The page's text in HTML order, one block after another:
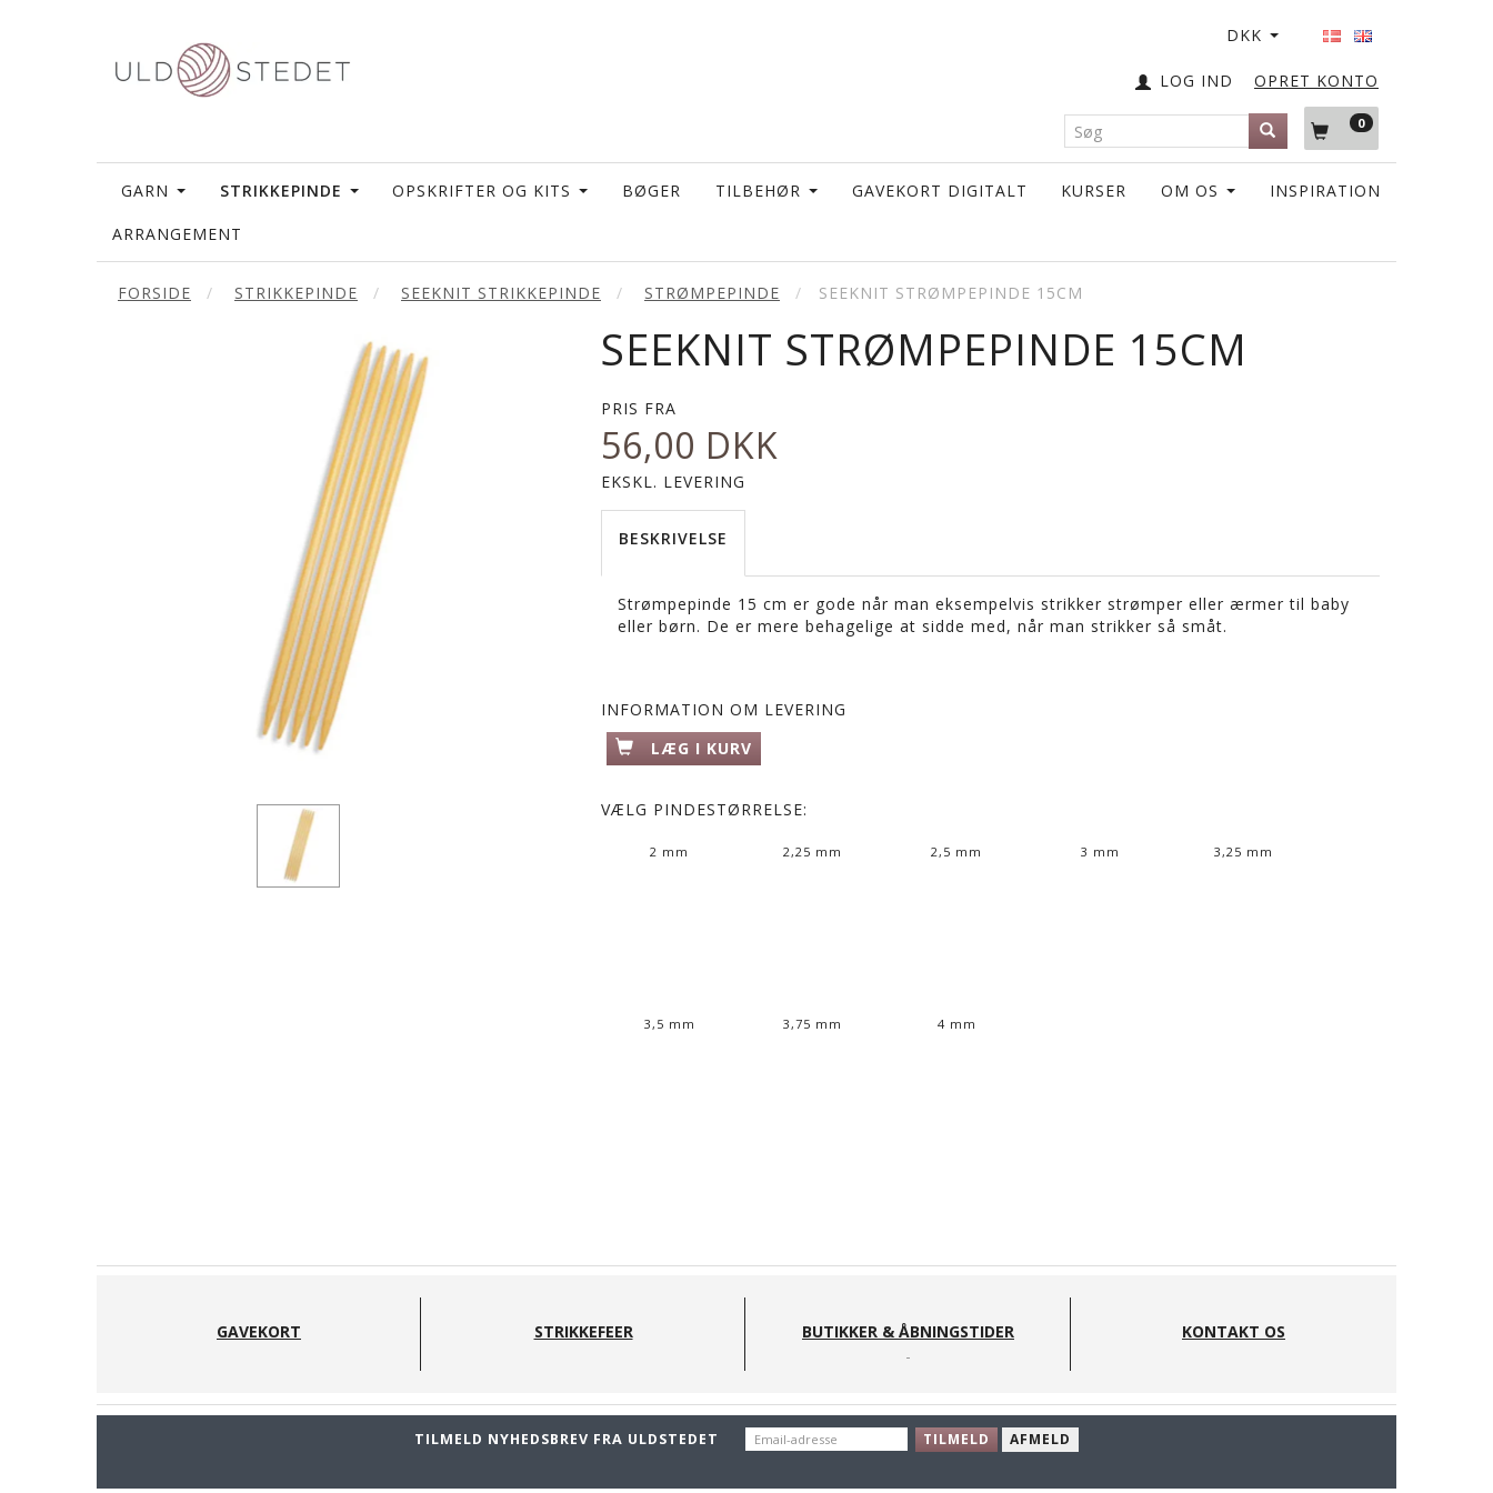
DKK
OPRET KONTO
LOG IND
0
GARN STRIKKEPINDE OPSKRIFTER OG KITS BØGER TILBEHØR GAVEKORT DIGITALT KURSER OM OS INSPIRATION
ARRANGEMENT
FORSIDE STRIKKEPINDE SEEKNIT STRIKKEPINDE STRØMPEPINDE SEEKNIT STRØMPEPINDE 15CM
SEEKNIT STRØMPEPINDE 15CM
PRIS FRA
56,00 DKK
EKSKL. LEVERING
BESKRIVELSE
Strømpepinde 15 cm er gode når man eksempelvis strikker strømper eller ærmer til baby
eller børn. De er mere behagelige at sidde med, når man strikker så småt.
INFORMATION OM LEVERING
LÆG I KURV
VÆLG PINDESTØRRELSE:
2 mm 2,25 mm 2,5 mm 3 mm 3,25 mm
3,5 mm 3,75 mm 4 mm
GAVEKORT STRIKKEFEER BUTIKKER & ÅBNINGSTIDER KONTAKT OS
TILMELD NYHEDSBREV FRA ULDSTEDET
EMAIL-
ADRESSE
TILMELD AFMELD